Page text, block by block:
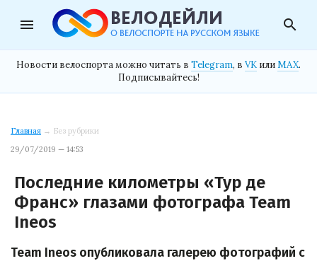
menu search
Новости велоспорта можно читать в Telegram, в VK илиMAX.
Подписывайтесь!
Главная → Без рубрики
29/07/2019 — 14:53
Последние километры «Тур де
Франс» глазами фотографа Team
Ineos
Team Ineos опубликовала галерею фотографий с